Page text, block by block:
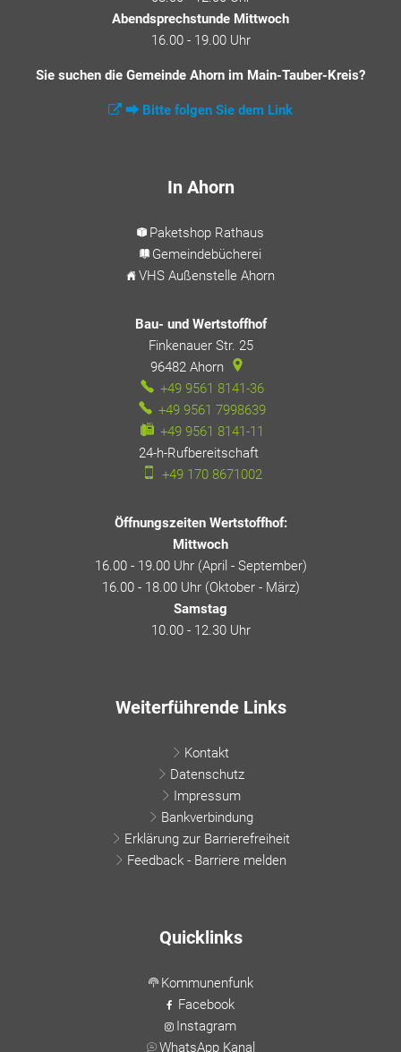
Abendsprechstunde Mittwoch
16.00 - 19.00 Uhr
Sie suchen die Gemeinde Ahorn im Main-Tauber-Kreis?
⮕ Bitte folgen Sie dem Link
In Ahorn
Paketshop Rathaus
Gemeindebücherei
VHS Außenstelle Ahorn
Bau- und Wertstoffhof
Finkenauer Str. 25
96482 Ahorn
+49 9561 8141-36
+49 9561 7998639
+49 9561 8141-11
24-h-Rufbereitschaft
+49 170 8671002
Öffnungszeiten Wertstoffhof:
Mittwoch
16.00 - 19.00 Uhr (April - September)
16.00 - 18.00 Uhr (Oktober - März)
Samstag
10.00 - 12.30 Uhr
Weiterführende Links
Kontakt
Datenschutz
Impressum
Bankverbindung
Erklärung zur Barrierefreiheit
Feedback - Barriere melden
Quicklinks
Kommunenfunk
Facebook
Instagram
WhatsApp Kanal